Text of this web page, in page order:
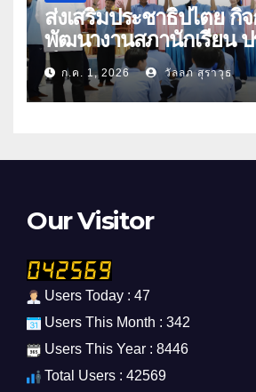
ส่งเสริมประชาธิปไตย กิ
พัฒนางานสภานักเรียน ป
ศึกษา 2569
ก.ค. 1, 2026 วัลลภ สุราวุธ
Our Visitor
Users Today : 47
Users This Month : 342
Users This Year : 8446
Total Users : 42569